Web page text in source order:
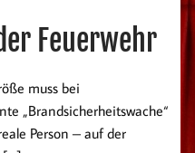
Feuerwehr
muss bei
„Brandsicherheitswache“
Person – auf der